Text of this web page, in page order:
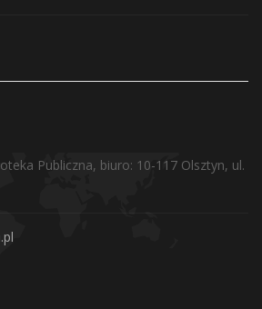
Publiczna, biuro: 10-117 Olsztyn, ul.